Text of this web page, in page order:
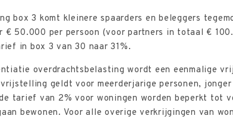
box 3 komt kleinere spaarders en beleggers
€ 50.000 per persoon (voor partners in totaal €
in box 3 van 30 naar 31%.
overdrachtsbelasting wordt een eenmalige
geldt voor meerderjarige personen,
tarief van 2% voor woningen worden beperkt tot
bewonen. Voor alle overige verkrijgingen van